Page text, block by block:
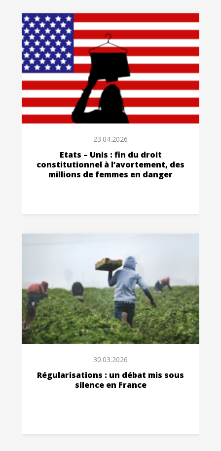
23.04.2026
Etats – Unis : fin du droit
constitutionnel à l’avortement, des
millions de femmes en danger
30.03.2026
Régularisations : un débat mis sous
silence en France